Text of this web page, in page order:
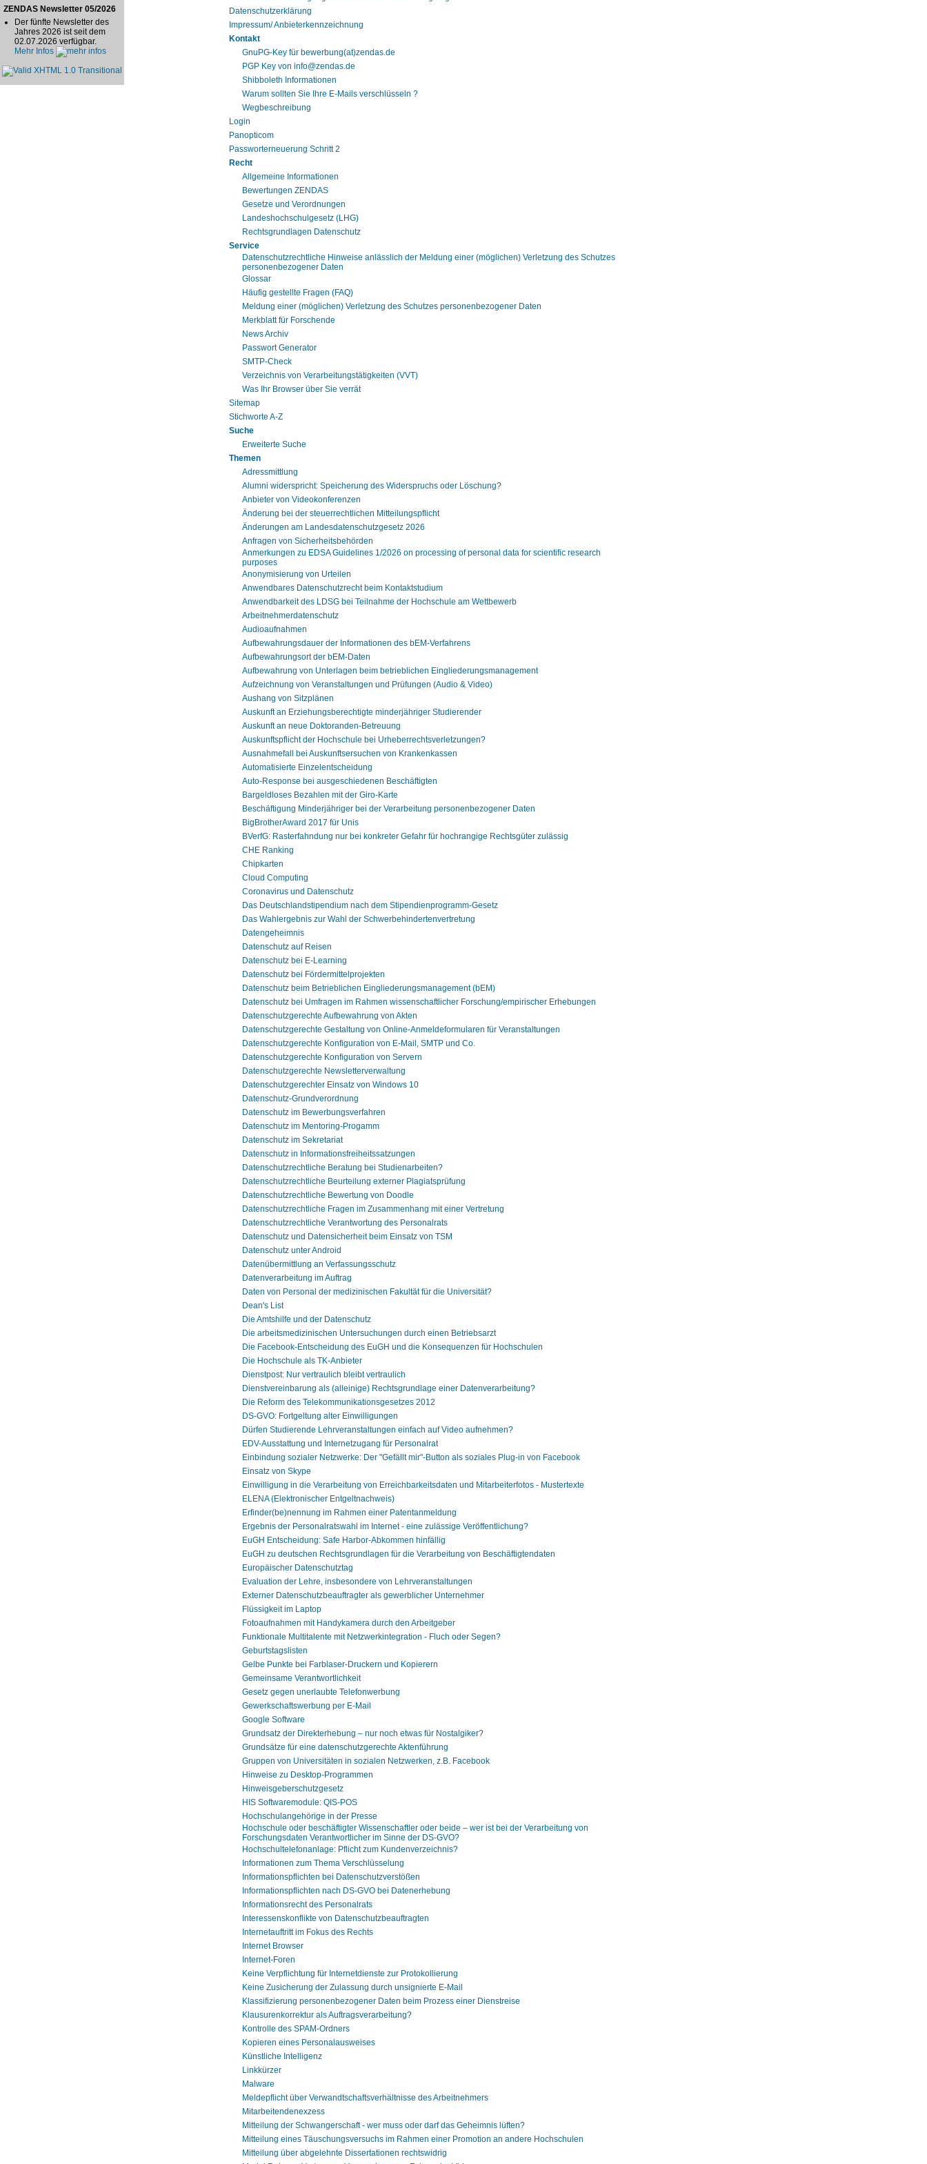
ZENDAS Newsletter 05/2026
Der fünfte Newsletter des
Jahres 2026 ist seit dem
02.07.2026 verfügbar.
Mehr Infos
Datenschutzerklärung
Impressum/ Anbieterkennzeichnung
Kontakt
GnuPG-Key für bewerbung(at)zendas.de
PGP Key von info@zendas.de
Shibboleth Informationen
Warum sollten Sie Ihre E-Mails verschlüsseln ?
Wegbeschreibung
Login
Panopticom
Passworterneuerung Schritt 2
Recht
Allgemeine Informationen
Bewertungen ZENDAS
Gesetze und Verordnungen
Landeshochschulgesetz (LHG)
Rechtsgrundlagen Datenschutz
Service
Datenschutzrechtliche Hinweise anlässlich der Meldung einer (möglichen) Verletzung des Schutzes
personenbezogener Daten
Glossar
Häufig gestellte Fragen (FAQ)
Meldung einer (möglichen) Verletzung des Schutzes personenbezogener Daten
Merkblatt für Forschende
News Archiv
Passwort Generator
SMTP-Check
Verzeichnis von Verarbeitungstätigkeiten (VVT)
Was Ihr Browser über Sie verrät
Sitemap
Stichworte A-Z
Suche
Erweiterte Suche
Themen
Adressmittlung
Alumni widerspricht: Speicherung des Widerspruchs oder Löschung?
Anbieter von Videokonferenzen
Änderung bei der steuerrechtlichen Mitteilungspflicht
Änderungen am Landesdatenschutzgesetz 2026
Anfragen von Sicherheitsbehörden
Anmerkungen zu EDSA Guidelines 1/2026 on processing of personal data for scientific research
purposes
Anonymisierung von Urteilen
Anwendbares Datenschutzrecht beim Kontaktstudium
Anwendbarkeit des LDSG bei Teilnahme der Hochschule am Wettbewerb
Arbeitnehmerdatenschutz
Audioaufnahmen
Aufbewahrungsdauer der Informationen des bEM-Verfahrens
Aufbewahrungsort der bEM-Daten
Aufbewahrung von Unterlagen beim betrieblichen Eingliederungsmanagement
Aufzeichnung von Veranstaltungen und Prüfungen (Audio & Video)
Aushang von Sitzplänen
Auskunft an Erziehungsberechtigte minderjähriger Studierender
Auskunft an neue Doktoranden-Betreuung
Auskunftspflicht der Hochschule bei Urheberrechtsverletzungen?
Ausnahmefall bei Auskunftsersuchen von Krankenkassen
Automatisierte Einzelentscheidung
Auto-Response bei ausgeschiedenen Beschäftigten
Bargeldloses Bezahlen mit der Giro-Karte
Beschäftigung Minderjähriger bei der Verarbeitung personenbezogener Daten
BigBrotherAward 2017 für Unis
BVerfG: Rasterfahndung nur bei konkreter Gefahr für hochrangige Rechtsgüter zulässig
CHE Ranking
Chipkarten
Cloud Computing
Coronavirus und Datenschutz
Das Deutschlandstipendium nach dem Stipendienprogramm-Gesetz
Das Wahlergebnis zur Wahl der Schwerbehindertenvertretung
Datengeheimnis
Datenschutz auf Reisen
Datenschutz bei E-Learning
Datenschutz bei Fördermittelprojekten
Datenschutz beim Betrieblichen Eingliederungsmanagement (bEM)
Datenschutz bei Umfragen im Rahmen wissenschaftlicher Forschung/empirischer Erhebungen
Datenschutzgerechte Aufbewahrung von Akten
Datenschutzgerechte Gestaltung von Online-Anmeldeformularen für Veranstaltungen
Datenschutzgerechte Konfiguration von E-Mail, SMTP und Co.
Datenschutzgerechte Konfiguration von Servern
Datenschutzgerechte Newsletterverwaltung
Datenschutzgerechter Einsatz von Windows 10
Datenschutz-Grundverordnung
Datenschutz im Bewerbungsverfahren
Datenschutz im Mentoring-Progamm
Datenschutz im Sekretariat
Datenschutz in Informationsfreiheitssatzungen
Datenschutzrechtliche Beratung bei Studienarbeiten?
Datenschutzrechtliche Beurteilung externer Plagiatsprüfung
Datenschutzrechtliche Bewertung von Doodle
Datenschutzrechtliche Fragen im Zusammenhang mit einer Vertretung
Datenschutzrechtliche Verantwortung des Personalrats
Datenschutz und Datensicherheit beim Einsatz von TSM
Datenschutz unter Android
Datenübermittlung an Verfassungsschutz
Datenverarbeitung im Auftrag
Daten von Personal der medizinischen Fakultät für die Universität?
Dean's List
Die Amtshilfe und der Datenschutz
Die arbeitsmedizinischen Untersuchungen durch einen Betriebsarzt
Die Facebook-Entscheidung des EuGH und die Konsequenzen für Hochschulen
Die Hochschule als TK-Anbieter
Dienstpost: Nur vertraulich bleibt vertraulich
Dienstvereinbarung als (alleinige) Rechtsgrundlage einer Datenverarbeitung?
Die Reform des Telekommunikationsgesetzes 2012
DS-GVO: Fortgeltung alter Einwilligungen
Dürfen Studierende Lehrveranstaltungen einfach auf Video aufnehmen?
EDV-Ausstattung und Internetzugang für Personalrat
Einbindung sozialer Netzwerke: Der "Gefällt mir"-Button als soziales Plug-in von Facebook
Einsatz von Skype
Einwilligung in die Verarbeitung von Erreichbarkeitsdaten und Mitarbeiterfotos - Mustertexte
ELENA (Elektronischer Entgeltnachweis)
Erfinder(be)nennung im Rahmen einer Patentanmeldung
Ergebnis der Personalratswahl im Internet - eine zulässige Veröffentlichung?
EuGH Entscheidung: Safe Harbor-Abkommen hinfällig
EuGH zu deutschen Rechtsgrundlagen für die Verarbeitung von Beschäftigtendaten
Europäischer Datenschutztag
Evaluation der Lehre, insbesondere von Lehrveranstaltungen
Externer Datenschutzbeauftragter als gewerblicher Unternehmer
Flüssigkeit im Laptop
Fotoaufnahmen mit Handykamera durch den Arbeitgeber
Funktionale Multitalente mit Netzwerkintegration - Fluch oder Segen?
Geburtstagslisten
Gelbe Punkte bei Farblaser-Druckern und Kopierern
Gemeinsame Verantwortlichkeit
Gesetz gegen unerlaubte Telefonwerbung
Gewerkschaftswerbung per E-Mail
Google Software
Grundsatz der Direkterhebung – nur noch etwas für Nostalgiker?
Grundsätze für eine datenschutzgerechte Aktenführung
Gruppen von Universitäten in sozialen Netzwerken, z.B. Facebook
Hinweise zu Desktop-Programmen
Hinweisgeberschutzgesetz
HIS Softwaremodule: QIS-POS
Hochschulangehörige in der Presse
Hochschule oder beschäftigter Wissenschaftler oder beide – wer ist bei der Verarbeitung von
Forschungsdaten Verantwortlicher im Sinne der DS-GVO?
Hochschultelefonanlage: Pflicht zum Kundenverzeichnis?
Informationen zum Thema Verschlüsselung
Informationspflichten bei Datenschutzverstößen
Informationspflichten nach DS-GVO bei Datenerhebung
Informationsrecht des Personalrats
Interessenskonflikte von Datenschutzbeauftragten
Internetauftritt im Fokus des Rechts
Internet Browser
Internet-Foren
Keine Verpflichtung für Internetdienste zur Protokollierung
Keine Zusicherung der Zulassung durch unsignierte E-Mail
Klassifizierung personenbezogener Daten beim Prozess einer Dienstreise
Klausurenkorrektur als Auftragsverarbeitung?
Kontrolle des SPAM-Ordners
Kopieren eines Personalausweises
Künstliche Intelligenz
Linkkürzer
Malware
Meldepflicht über Verwandtschaftsverhältnisse des Arbeitnehmers
Mitarbeitendenexzess
Mitteilung der Schwangerschaft - wer muss oder darf das Geheimnis lüften?
Mitteilung eines Täuschungsversuchs im Rahmen einer Promotion an andere Hochschulen
Mitteilung über abgelehnte Dissertationen rechtswidrig